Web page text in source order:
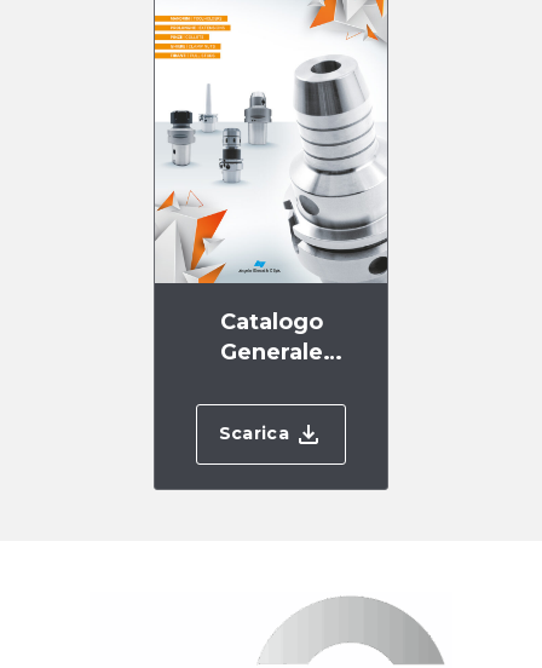
Catalogo
Generale
Scarica